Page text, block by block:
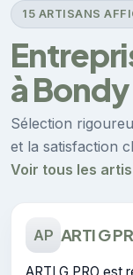
15 ARTISANS
à Bondy
Sélection
et la satisfaction
Voir tous les
AP ARTI G
ARTI G PRO est